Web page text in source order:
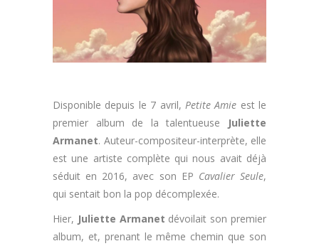
Disponible depuis le 7 avril, Petite Amie est le
premier album de la talentueuse
Juliette
Armanet. Auteur-compositeur-interprète, elle
est une artiste complète qui nous avait déjà
séduit en 2016, avec son EP Cavalier Seule,
qui sentait bon la pop décomplexée.
Hier, Juliette Armanet dévoilait son premier
album, et, prenant le même chemin que son